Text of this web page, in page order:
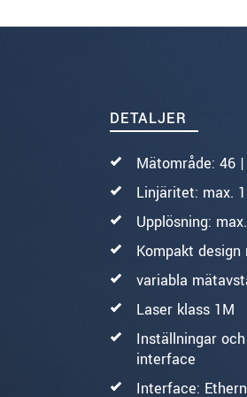
DETALJER
Mätområde: 46
Linjäritet: max.
Upplösning:
Kompakt
variabla
Laser klass 1M
Inställningar
interface
Interface: